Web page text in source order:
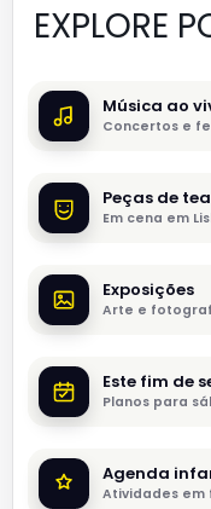
EXPLORE
Música ao
Concertos e
Peças de
Em cena em
Exposições
Arte e
Este fim de
Planos para
Agenda
Atividades em